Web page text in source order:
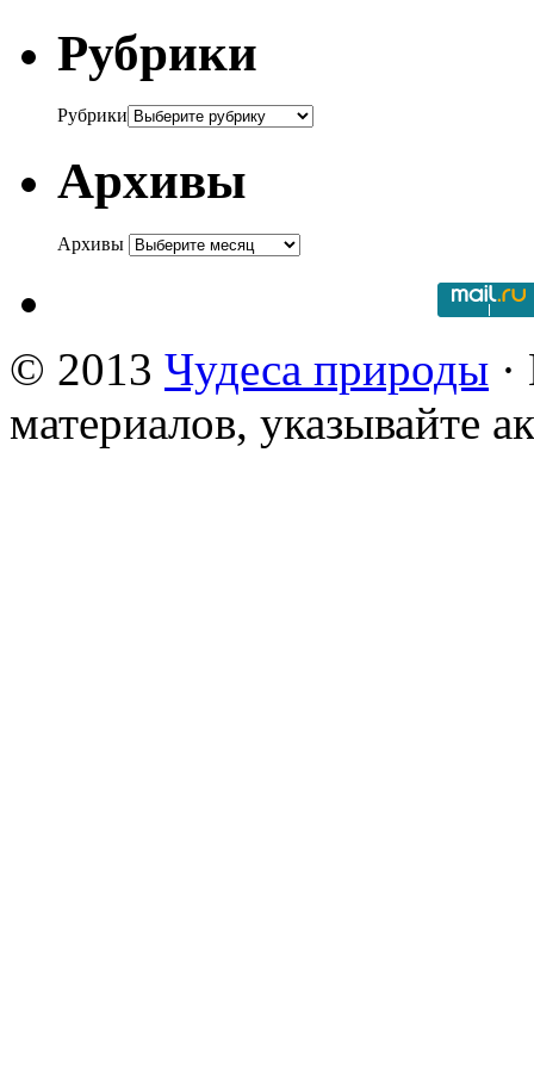
Рубрики
Рубрики
Архивы
Архивы
© 2013 Чудеса природы
материалов, указывайте